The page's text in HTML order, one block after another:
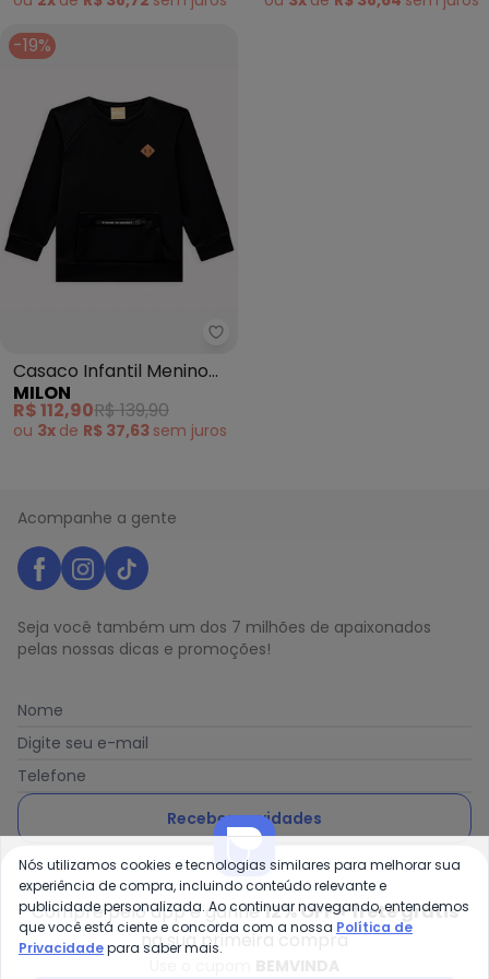
-19%
Milon - Casaco Infantil Menino
Casaco Infantil Menino
Básico Preto
MILON
R$ 112,90R$ 139,90
ou 3x de R$ 37,63 sem juros
Acompanhe a gente
Seja você também um dos 7 milhões de apaixonados
pelas nossas dicas e promoções!
Nome
Digite seu e-mail
Telefone
Receber novidades
Ao enviar o cadastro, você concorda com a nossa Política
de Privacidade
Compre pelo app e ganhe12% OFF + frete grátis
na sua primeira compra
Nós utilizamos cookies e tecnologias similares para melhorar sua
experiência de compra, incluindo conteúdo relevante e
publicidade personalizada. Ao continuar navegando, entendemos
que você está ciente e concorda com a nossa Política de
Privacidadepara saber mais.